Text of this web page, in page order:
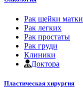
Рак шейки матки
Рак легких
Рак простаты
Рак груди
Клиники
Доктора
Пластическая хирургия